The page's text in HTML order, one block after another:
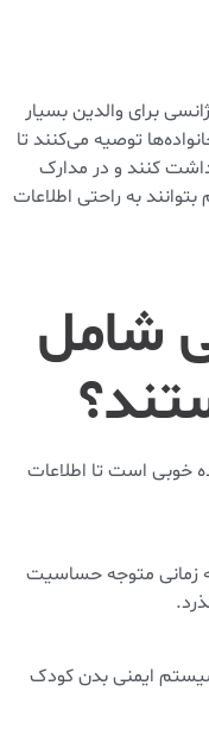
برای والدین بسیار
توصیه می‌کنند تا
کنند و در مدارک
به راحتی اطلاعات
شامل
خوبی است تا اطلاعات
زمانی متوجه حساسیت
ایمنی بدن کودک